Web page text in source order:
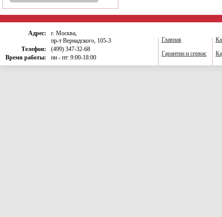
Адрес:
г. Москва,
пр-т Вернадского, 105-3
Телефон:
(499) 347-32-68
Время работы:
пн - пт: 9:00-18:00
Главная
Гарантии и сервис